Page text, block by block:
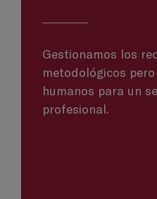
Gestionamos los
metodológicos
humanos para un
profesional.